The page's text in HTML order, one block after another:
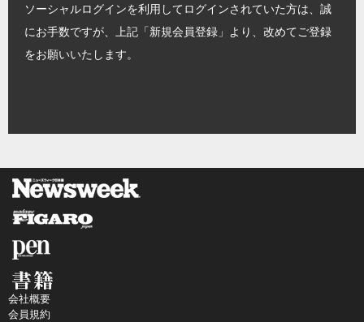
ソーシャルログインを利用してログインされていた方は、誠
にお手数ですが、上記「新規会員登録」より、改めてご登録
をお願いいたします。
会社概要
会員規約